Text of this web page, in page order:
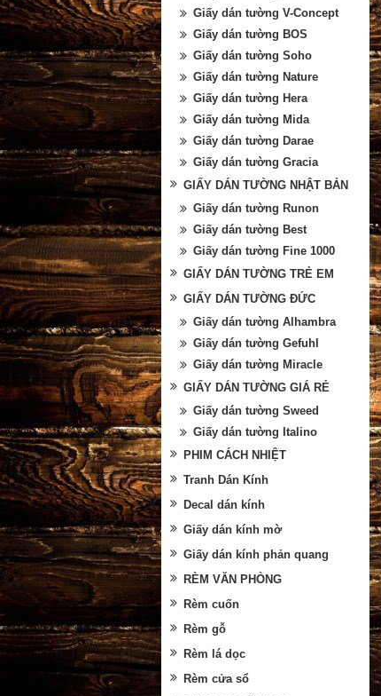
Giấy dán tường V-Concept
Giấy dán tường BOS
Giấy dán tường Soho
Giấy dán tường Nature
Giấy dán tường Hera
Giấy dán tường Mida
Giấy dán tường Darae
Giấy dán tường Gracia
GIẤY DÁN TƯỜNG NHẬT BẢN
Giấy dán tường Runon
Giấy dán tường Best
Giấy dán tường Fine 1000
GIẤY DÁN TƯỜNG TRẺ EM
GIẤY DÁN TƯỜNG ĐỨC
Giấy dán tường Alhambra
Giấy dán tường Gefuhl
Giấy dán tường Miracle
GIẤY DÁN TƯỜNG GIÁ RẺ
Giấy dán tường Sweed
Giấy dán tường Italino
PHIM CÁCH NHIỆT
Tranh Dán Kính
Decal dán kính
Giấy dán kính mờ
Giấy dán kính phản quang
RÈM VĂN PHÒNG
Rèm cuốn
Rèm gỗ
Rèm lá dọc
Rèm cửa sổ